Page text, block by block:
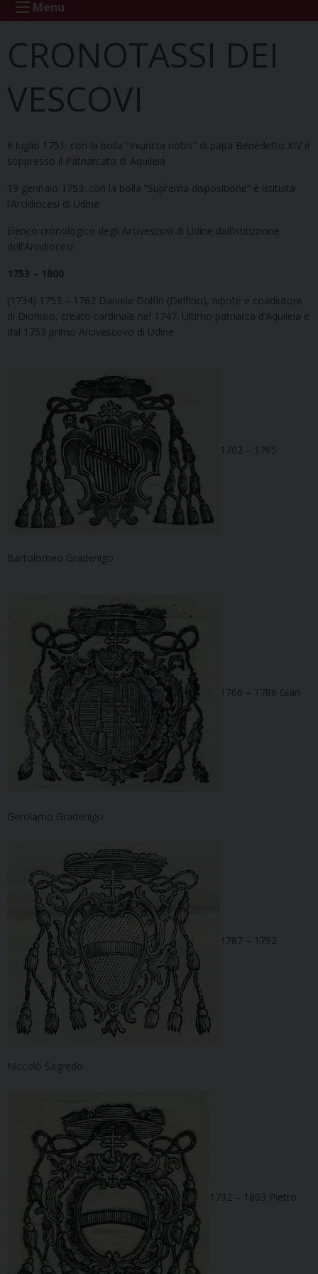
Menu
CRONOTASSI DEI
VESCOVI
6 luglio 1751: con la bolla “Iniuncta nobis” di papa Benedetto XIV è
soppresso il Patriarcato di Aquileia
19 gennaio 1753: con la bolla “Suprema dispositione” è istituita
l’Arcidiocesi di Udine
Elenco cronologico degli Arcivescovi di Udine dall’istituzione
dell’Arcidiocesi
1753 – 1800
(1734) 1753 – 1762 Daniele Dolfin (Delfino), nipote e coadiutore
di Dionisio, creato cardinale nel 1747. Ultimo patriarca d’Aquileia e
dal 1753 primo Arcivescovo di Udine
1762 – 1765
Bartolomeo Gradenigo
1766 – 1786 Gian
Gerolamo Gradenigo
1787 – 1792
Niccolò Sagredo
1792 – 1803 Pietro